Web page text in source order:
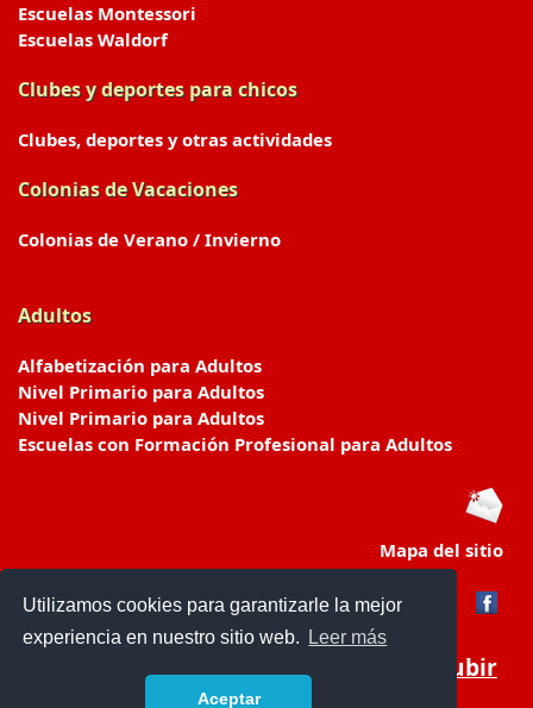
Utilizamos cookies para garantizarle la mejor
experiencia en nuestro sitio web.
Leer más
Aceptar
Escuelas Montessori
Escuelas Waldorf
Clubes y deportes para chicos
Clubes, deportes y otras actividades
Colonias de Vacaciones
Colonias de Verano / Invierno
Adultos
Alfabetización para Adultos
Nivel Primario para Adultos
Nivel Primario para Adultos
Escuelas con Formación Profesional para Adultos
Mapa del sitio
Subir